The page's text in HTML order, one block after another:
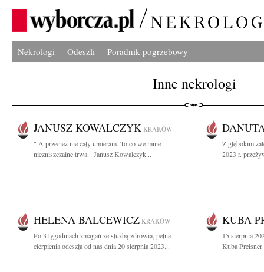
Nekrologi Odeszli Poradnik pogrzebowy
Inne nekrologi
JANUSZ KOWALCZYK KRAKÓW
" A przecież nie cały umieram. To co we mnie
niezniszczalne trwa." Janusz Kowalczyk...
Z głębokim
2023 r.
HELENA BALCEWICZ KRAKÓW
Po 3 tygodniach zmagań ze służbą zdrowia, pełna
cierpienia odeszła od nas dnia 20 sierpnia 2023...
KUBA
15 sierpnia
Kuba Preisner